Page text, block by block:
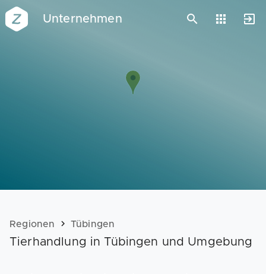
Unternehmen
Vorlagen
Regionen Tübingen
Tierhandlung in Tübingen und Umgebung